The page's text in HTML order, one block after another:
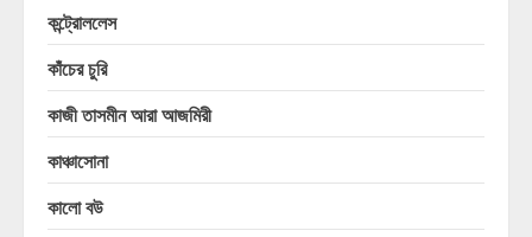
কন্ট্রোললেস
কাঁচের চুরি
কাজী তাসমীন আরা আজমিরী
কাঞ্চাসোনা
কালো বউ